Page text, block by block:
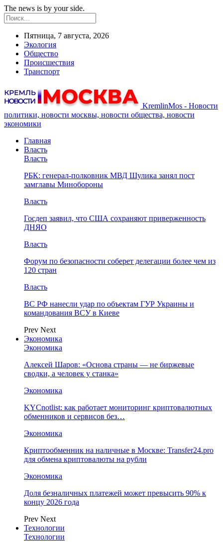
The news is by your side.
Пятница, 7 августа, 2026
Экология
Общество
Происшествия
Транспорт
KremlinMos - Новости
политики, новости москвы, новости общества, новости
экономики
Главная
Власть
Власть
РБК: генерал-полковник МВД Шулика занял пост
замглавы Минобороны
Власть
Госдеп заявил, что США сохраняют приверженность
ДНЯО
Власть
Форум по безопасности соберет делегации более чем из
120 стран
Власть
ВС РФ нанесли удар по объектам ГУР Украины и
командования ВСУ в Киеве
Prev Next
Экономика
Экономика
Алексей Шаров: «Основа страны — не биржевые
сводки, а человек у станка»
Экономика
KYCnotlist: как работает мониторинг криптовалютных
обменников и сервисов без…
Экономика
Криптообменник на наличные в Москве: Transfer24.pro
для обмена криптовалюты на рубли
Экономика
Доля безналичных платежей может превысить 90% к
концу 2026 года
Prev Next
Технологии
Технологии